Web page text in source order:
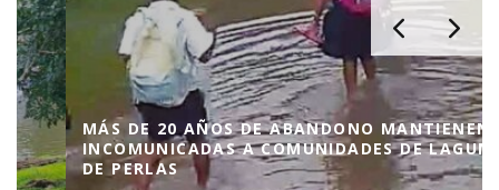
MÁS DE 20 AÑOS DE ABANDONO MANTIENEN
INCOMUNICADAS A COMUNIDADES DE LAGUNA
DE PERLAS